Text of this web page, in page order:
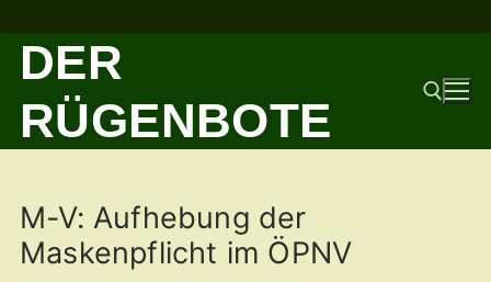
Zum
Inhalt
springen
DER
RÜGENBOTE
M-V: Aufhebung der
Maskenpflicht im ÖPNV